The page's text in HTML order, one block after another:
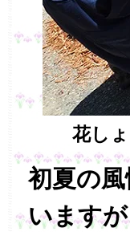
花し
初夏の
います